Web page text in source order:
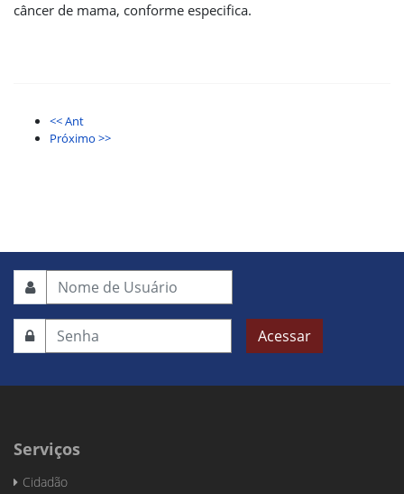
câncer de mama, conforme especifica.
<< Ant
Próximo >>
Acessar
Serviços
Cidadão